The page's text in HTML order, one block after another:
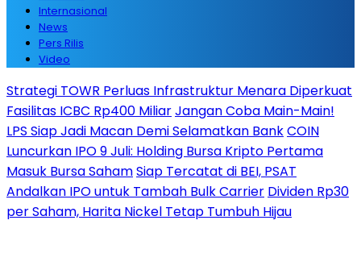
Internasional
News
Pers Rilis
Video
Strategi TOWR Perluas Infrastruktur Menara Diperkuat
Fasilitas ICBC Rp400 MiliarJangan Coba Main-Main!
LPS Siap Jadi Macan Demi Selamatkan BankCOIN
Luncurkan IPO 9 Juli: Holding Bursa Kripto Pertama
Masuk Bursa SahamSiap Tercatat di BEI, PSAT
Andalkan IPO untuk Tambah Bulk Carrier Dividen Rp30
per Saham, Harita Nickel Tetap Tumbuh Hijau